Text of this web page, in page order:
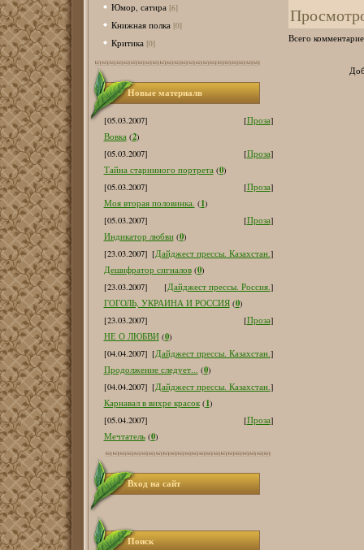
Юмор, сатира [6]
Книжная полка [0]
Критика [0]
Новые материалв
[05.03.2007] [Проза]
Вовка (2)
[05.03.2007]
[Проза]
Тайна старинного портрета (0)
[05.03.2007]
[Проза]
Моя вторая половинка. (1)
[05.03.2007]
[Проза]
Индикатор любви (0)
[23.03.2007] [Дайджест прессы. Казахстан.]
Дешифратор сигналов (0)
[23.03.2007]
[Дайджест прессы. Россия.]
ГОГОЛЬ, УКРАИНА И РОССИЯ (0)
[23.03.2007]
[Проза]
НЕ О ЛЮБВИ (0)
[04.04.2007] [Дайджест прессы. Казахстан.]
Продолжение следует... (0)
[04.04.2007] [Дайджест прессы. Казахстан.]
Карнавал в вихре красок (1)
[05.04.2007]
[Проза]
Мечтатель (0)
Вход на сайт
Поиск
Всего